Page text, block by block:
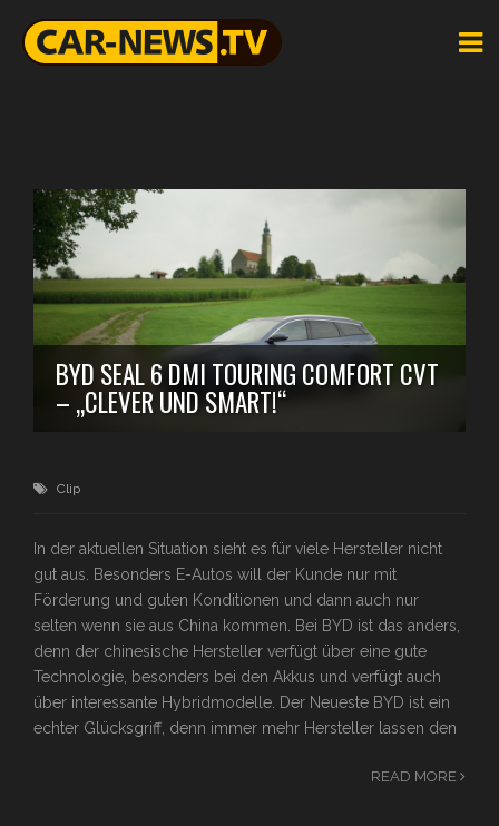
BYD SEAL 6 DMI TOURING COMFORT CVT
– „CLEVER UND SMART!“
Clip
In der aktuellen Situation sieht es für viele Hersteller nicht
gut aus. Besonders E-Autos will der Kunde nur mit
Förderung und guten Konditionen und dann auch nur
selten wenn sie aus China kommen. Bei BYD ist das anders,
denn der chinesische Hersteller verfügt über eine gute
Technologie, besonders bei den Akkus und verfügt auch
über interessante Hybridmodelle. Der Neueste BYD ist ein
echter Glücksgriff, denn immer mehr Hersteller lassen den
READ MORE